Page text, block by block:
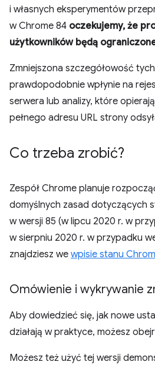
i własnych eksperymentów
w Chrome 84 oczekujemy, że
użytkowników będą
Zmniejszona szczegółowość
prawdopodobnie wpłynie na
serwera lub analizy, które
pełnego adresu URL strony
Co trzeba zrobić?
Zespół Chrome planuje
domyślnych zasad dotyczących
w wersji 85 (w lipcu 2020 r. w
w sierpniu 2020 r. w przypadku
znajdziesz we wpisie stanu
Omówienie i wykrywanie
Aby dowiedzieć się, jak nowe
działają w praktyce, możesz
Możesz też użyć tej wersji